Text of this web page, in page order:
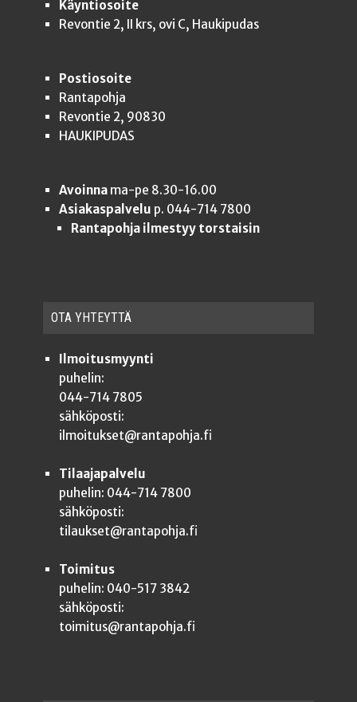
Käyntiosoite
Revontie 2, II krs, ovi C, Haukipudas
Postiosoite
Rantapohja
Revontie 2, 90830
HAUKIPUDAS
Avoinnama-pe 8.30-16.00
Asiakaspalvelu p. 044-714 7800
Rantapohja ilmestyy torstaisin
OTA YHTEYT­TÄ
Ilmoitusmyynti
puhelin:
044-714 7805
sähköposti:
ilmoitukset@rantapohja.fi
Tilaajapalvelu
puhelin: 044-714 7800
sähköposti:
tilaukset@rantapohja.fi
Toimitus
puhelin: 040-517 3842
sähköposti:
toimitus@rantapohja.fi